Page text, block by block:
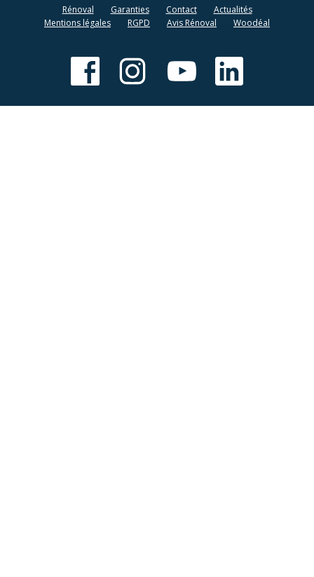
Rénoval Garanties Contact
Actualités
Mentions légales
RGPD Avis Rénoval Woodéal